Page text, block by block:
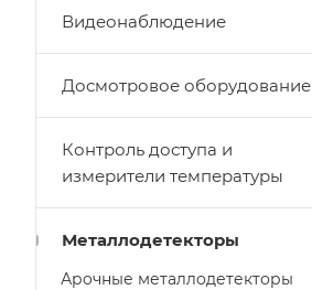
Видеонаблюдение
Досмотровое оборудование
Контроль доступа и
измерители температуры
Металлодетекторы
Арочные металлодетекторы